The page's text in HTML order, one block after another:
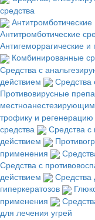
средства
Антитромботические
Антигеморрагические и
Комбинированные
Средства с
действием
Средства
Противовирусные
трофику и регенерацию
средства
Средства
действием
применения
Средства с
действием
Средства
гиперкератозов
применения
для лечения угрей